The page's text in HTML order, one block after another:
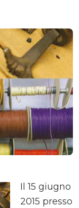
Il 15 giugno
2015 presso